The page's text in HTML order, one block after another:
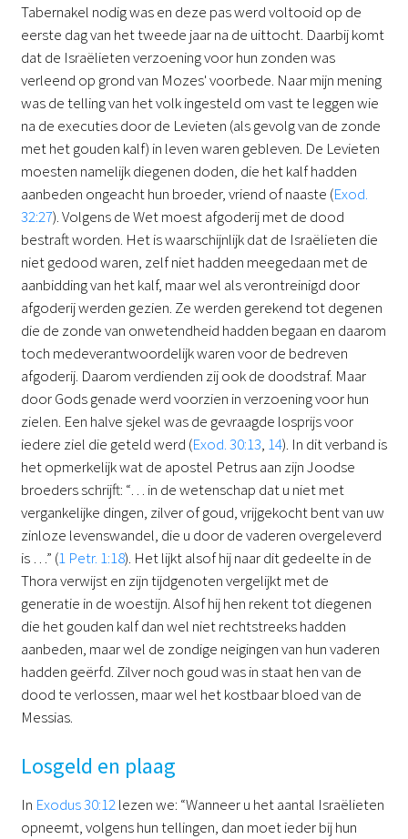
Tabernakel nodig was en deze pas werd voltooid op de
eerste dag van het tweede jaar na de uittocht. Daarbij komt
dat de Israëlieten verzoening voor hun zonden was
verleend op grond van Mozes' voorbede. Naar mijn mening
was de telling van het volk ingesteld om vast te leggen wie
na de executies door de Levieten (als gevolg van de zonde
met het gouden kalf) in leven waren gebleven. De Levieten
moesten namelijk diegenen doden, die het kalf hadden
aanbeden ongeacht hun broeder, vriend of naaste (Exod.
32:27). Volgens de Wet moest afgoderij met de dood
bestraft worden. Het is waarschijnlijk dat de Israëlieten die
niet gedood waren, zelf niet hadden meegedaan met de
aanbidding van het kalf, maar wel als verontreinigd door
afgoderij werden gezien. Ze werden gerekend tot degenen
die de zonde van onwetendheid hadden begaan en daarom
toch medeverantwoordelijk waren voor de bedreven
afgoderij. Daarom verdienden zij ook de doodstraf. Maar
door Gods genade werd voorzien in verzoening voor hun
zielen. Een halve sjekel was de gevraagde losprijs voor
iedere ziel die geteld werd (Exod. 30:13, 14). In dit verband is
het opmerkelijk wat de apostel Petrus aan zijn Joodse
broeders schrijft: “… in de wetenschap dat u niet met
vergankelijke dingen, zilver of goud, vrijgekocht bent van uw
zinloze levenswandel, die u door de vaderen overgeleverd
is …” (1 Petr. 1:18). Het lijkt alsof hij naar dit gedeelte in de
Thora verwijst en zijn tijdgenoten vergelijkt met de
generatie in de woestijn. Alsof hij hen rekent tot diegenen
die het gouden kalf dan wel niet rechtstreeks hadden
aanbeden, maar wel de zondige neigingen van hun vaderen
hadden geërfd. Zilver noch goud was in staat hen van de
dood te verlossen, maar wel het kostbaar bloed van de
Messias.
Losgeld en plaag
In Exodus 30:12lezen we: “Wanneer u het aantal Israëlieten
opneemt, volgens hun tellingen, dan moet ieder bij hun